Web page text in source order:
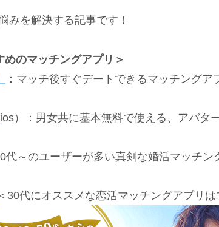
みを解決する記事です！
めのマッチングアプリ＞
：マッチ後すぐデートできるマッチング
）：男女共に基本無料で使える、アバタ
代～のユーザーが多い真剣な婚活マッチン
30代にオススメな恋活マッチングアプリは